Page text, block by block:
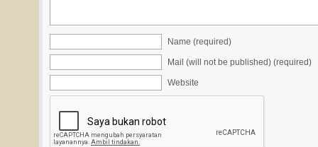
Name (required)
Mail (will not be published) (required)
Website